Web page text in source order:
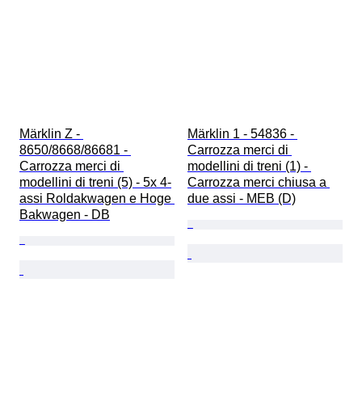
Märklin Z -
8650/8668/86681 -
Carrozza merci di
modellini di treni (5) - 5x 4-
assi Roldakwagen e Hoge
Bakwagen - DB
Märklin 1 - 54836 -
Carrozza merci di
modellini di treni (1) -
Carrozza merci chiusa a
due assi - MEB (D)